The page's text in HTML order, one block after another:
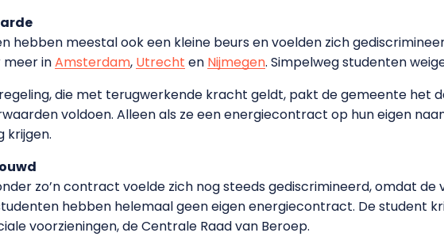
hebben meestal ook een kleine beurs en voelden zich
meer inAmsterdam, Utrecht en Nijmegen. Simpelweg studenten
die met terugwerkende kracht geldt, pakt de gemeente het
voldoen. Alleen als ze een energiecontract op hun eigen
krijgen.
zo’n contract voelde zich nog steeds gediscrimineerd, omdat
hebben helemaal geen eigen energiecontract. De student
voorzieningen, de Centrale Raad van Beroep.